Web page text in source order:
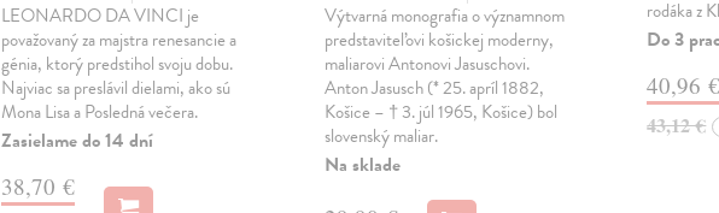
LEONARDO DA VINCI je
považovaný za majstra renesancie a
génia, ktorý predstihol svoju dobu.
Najviac sa preslávil dielami, ako sú
Mona Lisa a Posledná večera.
Zasielame do 14 dní
38,70 €
Výtvarná monografia o významnom
predstaviteľovi košickej moderny,
maliarovi Antonovi Jasuschovi.
Anton Jasusch (* 25. apríl 1882,
Košice – † 3. júl 1965, Košice) bol
slovenský maliar.
Na sklade
rodáka z
Do 3
40,96 €
43,12 €